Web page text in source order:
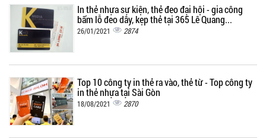
In thẻ nhựa sự kiện, thẻ đeo đại hội - gia công
bấm lỗ đeo dây, kẹp thẻ tại 365 Lê Quang...
26/01/2021 2874
Top 10 công ty in thẻ ra vào, thẻ từ - Top công ty
in thẻ nhựa tại Sài Gòn
18/08/2021 2870